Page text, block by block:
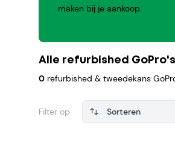
maken bij je aankoop.
Alle refurbished GoPro's
0 refurbished & tweedekans
Filter op